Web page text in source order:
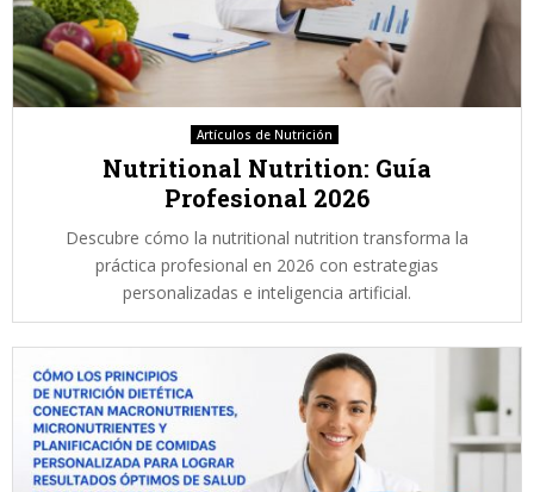
Artículos de Nutrición
Nutritional Nutrition: Guía
Profesional 2026
Descubre cómo la nutritional nutrition transforma la
práctica profesional en 2026 con estrategias
personalizadas e inteligencia artificial.